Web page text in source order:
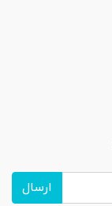
ارسال